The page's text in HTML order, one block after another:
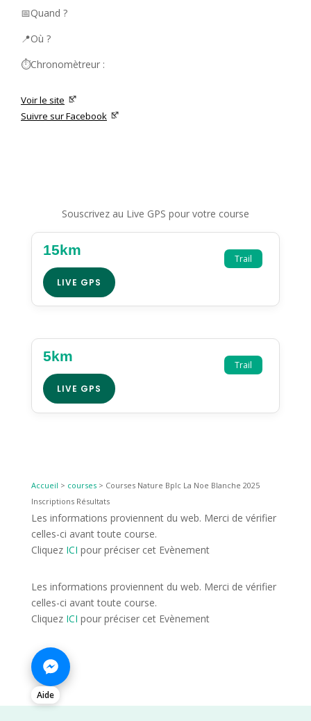
📅Quand ?
📍Où ?
⏱️Chronomètreur :
Voir le site
Suivre sur Facebook
Souscrivez au Live GPS pour votre course
Trail
15km
LIVE GPS
Trail
5km
LIVE GPS
Accueil > courses> Courses Nature Bplc La Noe Blanche 2025
Inscriptions Résultats
Les informations proviennent du web. Merci de vérifier
celles-ci avant toute course.
Cliquez ICI pour préciser cet Evènement
Les informations proviennent du web. Merci de vérifier
celles-ci avant toute course.
Cliquez ICI pour préciser cet Evènement
Aide